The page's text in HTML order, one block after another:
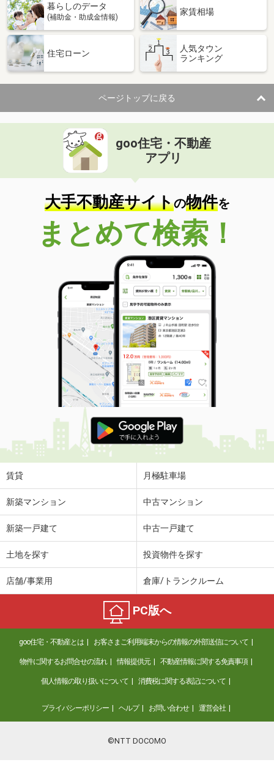
暮らしのデータ
(補助金・助成金情報)
家賃相場
住宅ローン
人気タウン
ランキング
ページトップに戻る
goo住宅・不動産
アプリ
大手不動産サイトの物件を
まとめて検索！
賃貸 月極駐車場
新築マンション 中古マンション
新築一戸建て 中古一戸建て
土地を探す 投資物件を探す
店舗/事業用 倉庫/トランクルーム
PC版へ
goo住宅・不動産とは お客さまご利用端末からの情報の外部送信について
物件に関するお問合せの流れ 情報提供元 不動産情報に関する免責事項
個人情報の取り扱いについて 消費税に関する表記について
プライバシーポリシー ヘルプ お問い合わせ 運営会社
©NTT DOCOMO